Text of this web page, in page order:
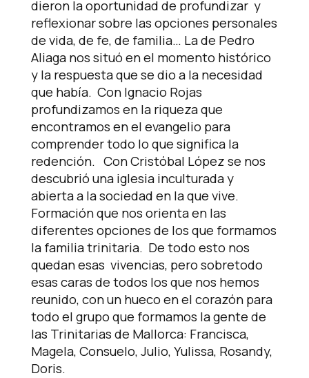
dieron la oportunidad de profundizar y
reflexionar sobre las opciones personales
de vida, de fe, de familia… La de Pedro
Aliaga nos situó en el momento histórico
y la respuesta que se dio a la necesidad
que había. Con Ignacio Rojas
profundizamos en la riqueza que
encontramos en el evangelio para
comprender todo lo que significa la
redención. Con Cristóbal López se nos
descubrió una iglesia inculturada y
abierta a la sociedad en la que vive.
Formación que nos orienta en las
diferentes opciones de los que formamos
la familia trinitaria. De todo esto nos
quedan esas vivencias, pero sobretodo
esas caras de todos los que nos hemos
reunido, con un hueco en el corazón para
todo el grupo que formamos la gente de
las Trinitarias de Mallorca: Francisca,
Magela, Consuelo, Julio, Yulissa, Rosandy,
Doris.